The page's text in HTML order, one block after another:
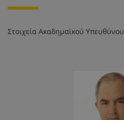
Στοιχεία Ακαδημαϊκού Υπευθύνου